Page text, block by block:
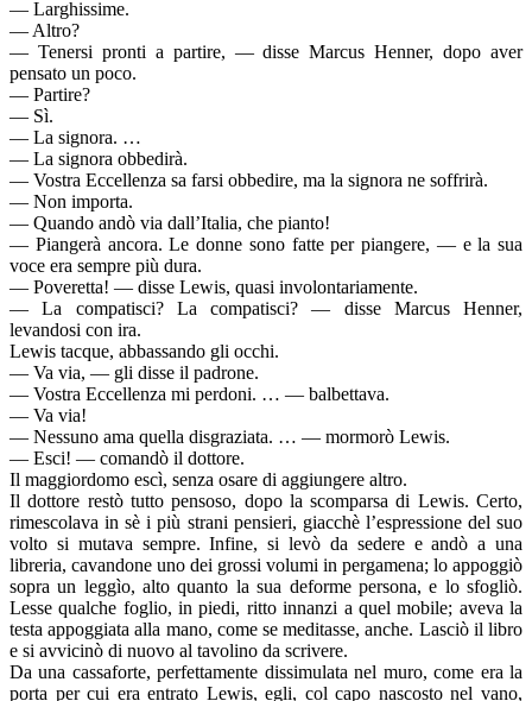
— Larghissime.
— Altro?
— Tenersi pronti a partire, — disse Marcus Henner, dopo aver
pensato un poco.
— Partire?
— Sì.
— La signora. …
— La signora obbedirà.
— Vostra Eccellenza sa farsi obbedire, ma la signora ne soffrirà.
— Non importa.
— Quando andò via dall’Italia, che pianto!
— Piangerà ancora. Le donne sono fatte per piangere, — e la sua
voce era sempre più dura.
— Poveretta! — disse Lewis, quasi involontariamente.
— La compatisci? La compatisci? — disse Marcus Henner,
levandosi con ira.
Lewis tacque, abbassando gli occhi.
— Va via, — gli disse il padrone.
— Vostra Eccellenza mi perdoni. … — balbettava.
— Va via!
— Nessuno ama quella disgraziata. … — mormorò Lewis.
— Esci! — comandò il dottore.
Il maggiordomo escì, senza osare di aggiungere altro.
Il dottore restò tutto pensoso, dopo la scomparsa di Lewis. Certo,
rimescolava in sè i più strani pensieri, giacchè l’espressione del suo
volto si mutava sempre. Infine, si levò da sedere e andò a una
libreria, cavandone uno dei grossi volumi in pergamena; lo appoggiò
sopra un leggìo, alto quanto la sua deforme persona, e lo sfogliò.
Lesse qualche foglio, in piedi, ritto innanzi a quel mobile; aveva la
testa appoggiata alla mano, come se meditasse, anche. Lasciò il libro
e si avvicinò di nuovo al tavolino da scrivere.
Da una cassaforte, perfettamente dissimulata nel muro, come era la
porta per cui era entrato Lewis, egli, col capo nascosto nel vano,